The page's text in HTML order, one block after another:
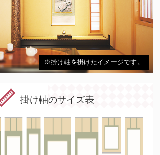
※掛け軸を掛けたイメージです。
掛け軸のサイズ表